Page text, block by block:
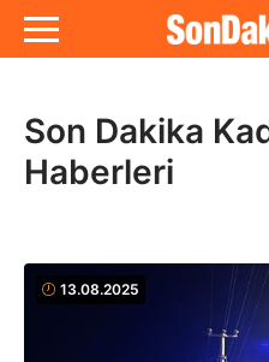
Son Dakika
Haberleri
13.08.2025